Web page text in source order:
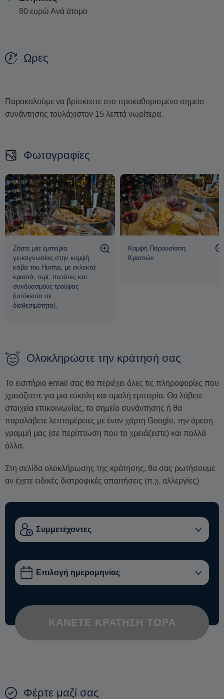
80 ευρώ Ανά άτομο
Ωρες
Παρακαλούμε να βρίσκεστε στο προκαθορισμένο σημείο
συνάντησης τουλάχιστον 15 λεπτά νωρίτερα.
Φωτογραφίες
Ζήστε μία εμπειρία
γευσιγνωσίας στην κομψή
κάβα του Hurma, με εκλεκτά
κρασιά, τυρί, πατάτες και
συνδυασμούς τρούφας
(υπόκειται σε
διαθεσιμότητα).
Κομψή Παρουσίαση
Κρασιών
Ολοκληρώστε την κράτησή σας
Το εισιτήριο email σας θα περιέχει όλες τις πληροφορίες που
χρειάζεστε για μια εύκολη και ομαλή εμπειρία. Θα λάβετε
στοιχεία επικοινωνίας, το σημείο συνάντησης ή θα
παραλάβετε λεπτομέρειες με έναν χάρτη Google, την άμεση
γραμμή μας (σε περίπτωση που το χρειάζεστε) και πολλά
άλλα.
Στη σελίδα ολοκλήρωσης της κράτησης, θα σας ρωτήσουμε
αν έχετε ειδικές διατροφικές απαιτήσεις (π.χ. αλλεργίες)
ΚΆΝΕΤΕ ΚΡΆΤΗΣΗ ΤΏΡΑ
Φέρτε μαζί σας